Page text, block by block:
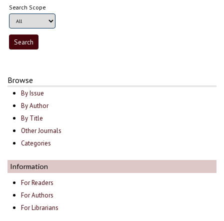
Search Scope
Browse
By Issue
By Author
By Title
Other Journals
Categories
Information
For Readers
For Authors
For Librarians